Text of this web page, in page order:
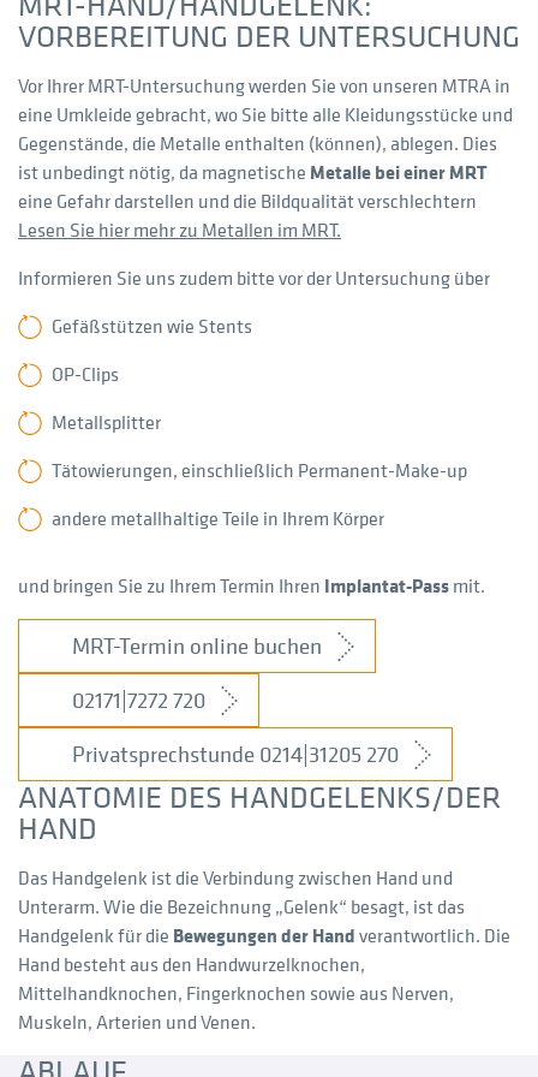
VORBEREITUNG DER UNTERSUCHUNG
Vor Ihrer MRT-Untersuchung werden Sie von unseren MTRA in
eine Umkleide gebracht, wo Sie bitte alle Kleidungsstücke und
Gegenstände, die Metalle enthalten (können), ablegen. Dies
ist unbedingt nötig, da magnetische Metalle bei einer MRT
eine Gefahr darstellen und die Bildqualität verschlechtern
Lesen Sie hier mehr zu Metallen im MRT.
Informieren Sie uns zudem bitte vor der Untersuchung über
Gefäßstützen wie Stents
OP-Clips
Metallsplitter
Tätowierungen, einschließlich Permanent-Make-up
andere metallhaltige Teile in Ihrem Körper
und bringen Sie zu Ihrem Termin Ihren Implantat-Passmit.
MRT-Termin online buchen
02171|7272 720
Privatsprechstunde 0214|31205 270
ANATOMIE DES HANDGELENKS/DER
HAND
Das Handgelenk ist die Verbindung zwischen Hand und
Unterarm. Wie die Bezeichnung „Gelenk“ besagt, ist das
Handgelenk für die Bewegungen der Handverantwortlich. Die
Hand besteht aus den Handwurzelknochen,
Mittelhandknochen, Fingerknochen sowie aus Nerven,
Muskeln, Arterien und Venen.